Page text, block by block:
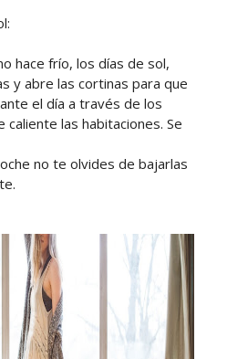
hace frío, los días de sol,
y abre las cortinas para que
el día a través de los
caliente las habitaciones. Se
no te olvides de bajarlas